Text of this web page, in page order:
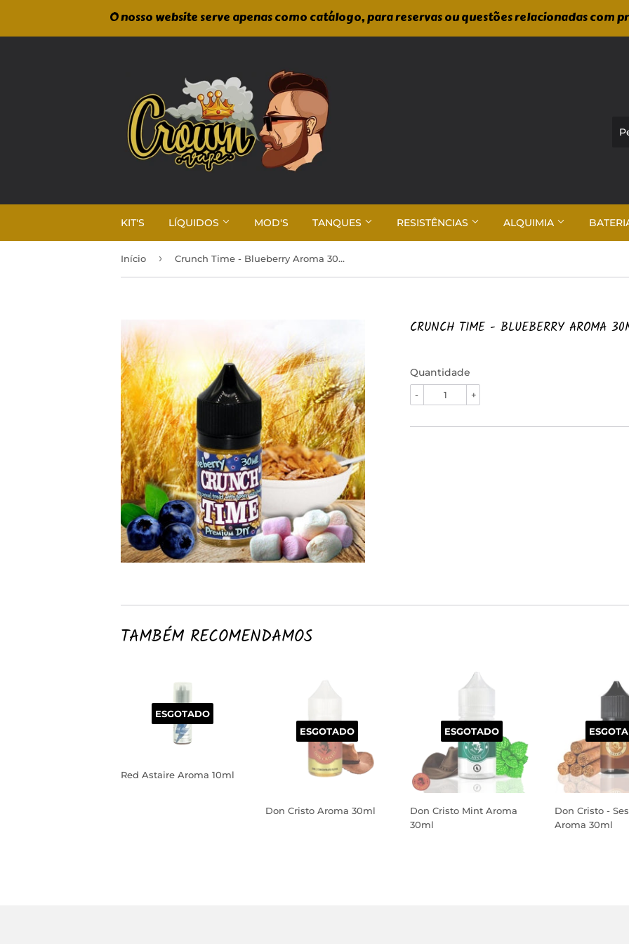
O nosso website serve apenas como catálogo, para reservas ou questões relacionadas com
KIT'S LÍQUIDOS MOD'S TANQUES RESISTÊNCIAS ALQUIMIA
Início › Crunch Time - Blueberry Aroma 30ml
CRUNCH TIME - BLUEBERRY AROMA
Quantidade
+
-
TAMBÉM RECOMENDAMOS
ESGOTADO
Red Astaire Aroma 10ml
ESGOTADO
Don Cristo Aroma 30ml
ESGOTADO
Don Cristo Mint Aroma
30ml
Don Cristo -
Aroma 30ml